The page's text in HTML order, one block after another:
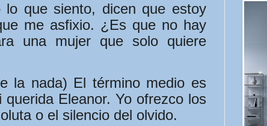
lo que siento, dicen que estoy
me asfixio. ¿Es que no hay
una mujer que solo quiere
la nada) El término medio es
Eleanor. Yo ofrezco los
o el silencio del olvido.